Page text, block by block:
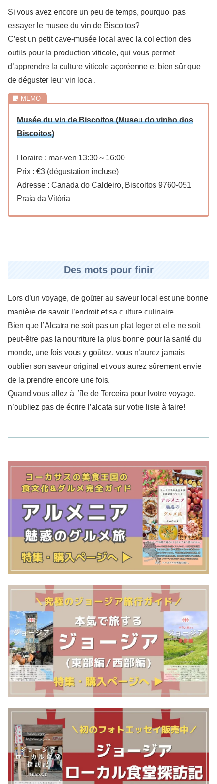
Si vous avez encore un peu de temps, pourquoi pas
essayer le musée du vin de Biscoitos?
C’est un petit cave-musée local avec la collection des
outils pour la production viticole, qui vous permet
d’apprendre la culture viticole açoréenne et bien sûr que
de déguster leur vin local.
Musée du vin de Biscoitos (Museu do vinho dos
Biscoitos)
Horaire : mar-ven 13:30～16:00
Prix : €3 (dégustation incluse)
Adresse : Canada do Caldeiro, Biscoitos 9760-051
Praia da Vitória
Des mots pour finir
Lors d’un voyage, de goûter au saveur local est une bonne
manière de savoir l’endroit et sa culture culinaire.
Bien que l’Alcatra ne soit pas un plat leger et elle ne soit
peut-être pas la nourriture la plus bonne pour la santé du
monde, une fois vous y goûtez, vous n’aurez jamais
oublier son saveur original et vous aurez sûrement envie
de la prendre encore une fois.
Quand vous allez à l’île de Terceira pour lvotre voyage,
n’oubliez pas de écrire l’alcata sur votre liste à faire!